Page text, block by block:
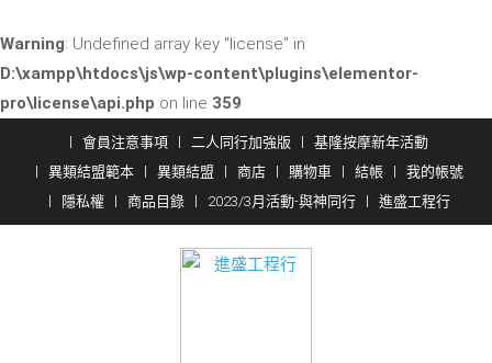
Warning: Undefined array key "license" in
D:\xampp\htdocs\js\wp-content\plugins\elementor-
pro\license\api.php on line 359
content
會員注意事項 二人同行加強版
基隆按摩新年活動
異類結盟範本
異類結盟 商店 購物車 結帳
我的帳號
隱私權
商品目錄 2023/3月活動-與神同行 進盛工程行